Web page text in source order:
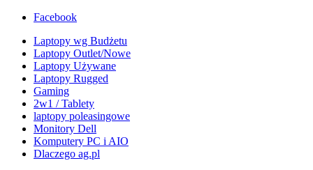
Facebook
Laptopy wg Budżetu
Laptopy Outlet/Nowe
Laptopy Używane
Laptopy Rugged
Gaming
2w1 / Tablety
laptopy poleasingowe
Monitory Dell
Komputery PC i AIO
Dlaczego ag.pl